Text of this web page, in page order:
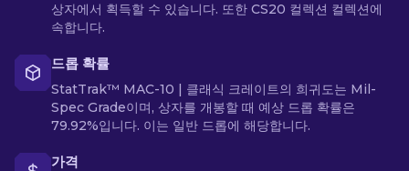
상자에서 획득할 수 있습니다. 또한 CS20 컬렉션 컬렉션에
속합니다.
드롭 확률
StatTrak™ MAC-10 | 클래식 크레이트의 희귀도는 Mil-
Spec Grade이며, 상자를 개봉할 때 예상 드롭 확률은
79.92%입니다. 이는 일반 드롭에 해당합니다.
가격